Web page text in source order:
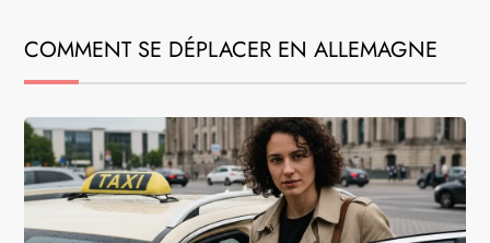
COMMENT SE DÉPLACER EN ALLEMAGNE